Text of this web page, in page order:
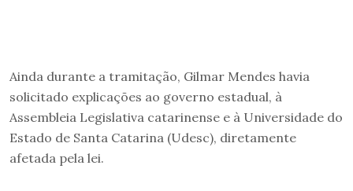
Ainda durante a tramitação, Gilmar Mendes havia
solicitado explicações ao governo estadual, à
Assembleia Legislativa catarinense e à Universidade do
Estado de Santa Catarina (Udesc), diretamente
afetada pela lei.